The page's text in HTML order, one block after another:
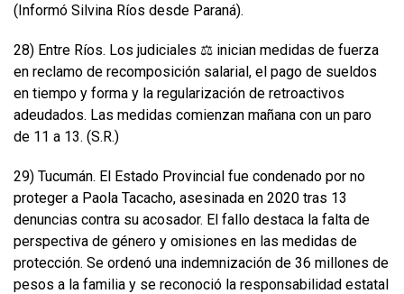
(Informó Silvina Ríos desde Paraná).
28) Entre Ríos. Los judiciales ⚖️ inician medidas de fuerza
en reclamo de recomposición salarial, el pago de sueldos
en tiempo y forma y la regularización de retroactivos
adeudados. Las medidas comienzan mañana con un paro
de 11 a 13. (S.R.)
29) Tucumán. El Estado Provincial fue condenado por no
proteger a Paola Tacacho, asesinada en 2020 tras 13
denuncias contra su acosador. El fallo destaca la falta de
perspectiva de género y omisiones en las medidas de
protección. Se ordenó una indemnización de 36 millones de
pesos a la familia y se reconoció la responsabilidad estatal